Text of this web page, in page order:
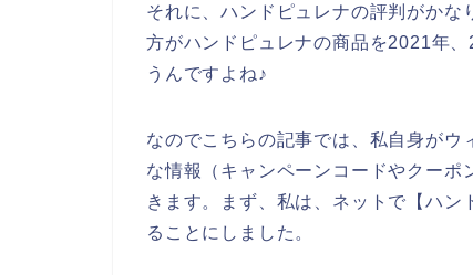
それに、ハンドピュレナの評判がか
方がハンドピュレナの商品を2021年
うんですよね♪
なのでこちらの記事では、私自身が
な情報（キャンペーンコードやクーポ
きます。まず、私は、ネットで【ハ
ることにしました。